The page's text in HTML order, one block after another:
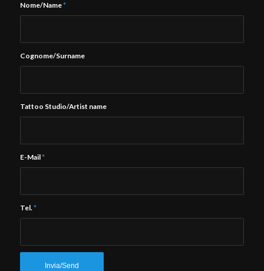
Nome/Name*
Cognome/Surname
Tattoo Studio/Artist name
E-Mail*
Tel.*